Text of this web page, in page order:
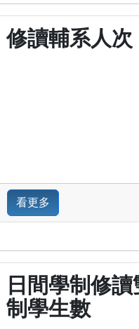
修讀輔系人次
看更多
日間學制修
制學生數